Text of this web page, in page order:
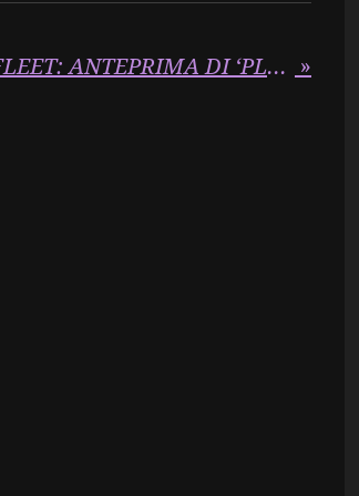
GRETA VAN FLEET: ANTEPRIMA DI ‘PLAY YOUR GAMES’ A NEW YORK »